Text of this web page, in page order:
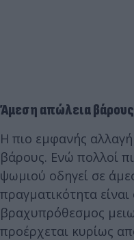
Άμεση απώλεια
Η πιο εμφανής
βάρους. Ενώ πολλοί
ψωμιού οδηγεί σε
πραγματικότητα είναι
βραχυπρόθεσμος
προέρχεται κυρίως